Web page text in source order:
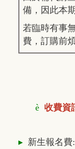
備，因此本
若臨時有事
費，訂購前
è 收費資
▸ 新生報名費: